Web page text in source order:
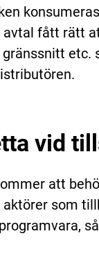
fått rätt
vid
att
aktörer som